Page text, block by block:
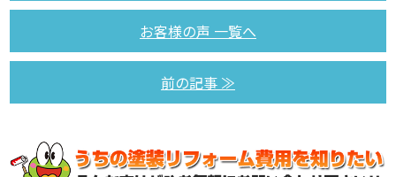
お客様の声 一覧へ
前の記事 ≫